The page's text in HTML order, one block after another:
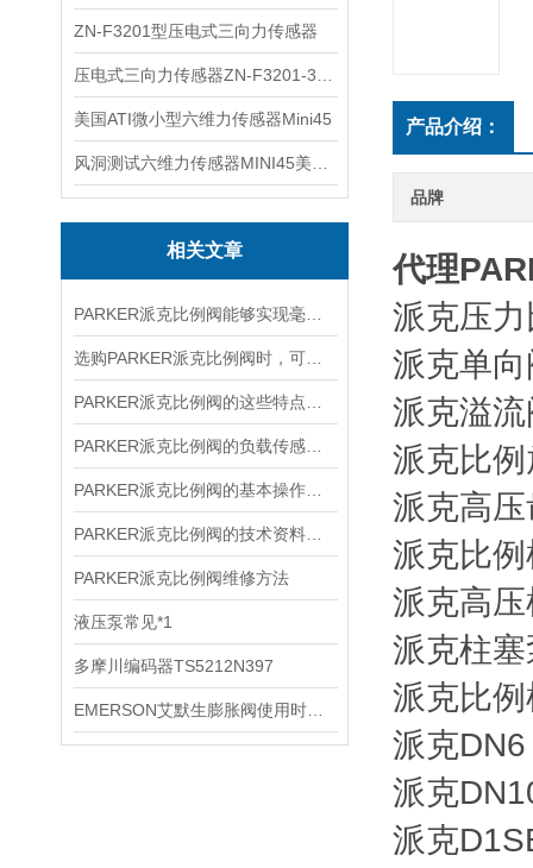
ZN-F3201型压电式三向力传感器
美国ATI微小型六维力传感器Mini45
相关文章
PARKER派克比例阀维修方法
液压泵常见*1
多摩川编码器TS5212N397
产品介绍：
品牌
代理
派克压
派克单
派克溢
派克比
派克高
派克比
派克高
派克柱
派克比
派克
派克
派克